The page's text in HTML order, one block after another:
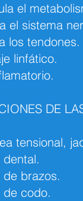
el
el sistema
los tendones.
linfático.
DE
tensional,
dental.
de brazos.
de codo.